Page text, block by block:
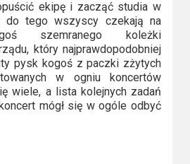
ekipę i zacząć studia w
do tego wszyscy czekają na
szemranego koleżki
który najprawdopodobniej
pysk kogoś z paczki zżytych
w ogniu koncertów
wiele, a lista kolejnych zadań
mógł się w ogóle odbyć